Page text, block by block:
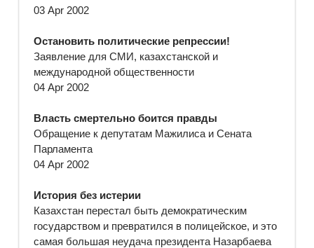
03 Apr 2002
Остановить политические репрессии!
Заявление для СМИ, казахстанской и
международной общественности
04 Apr 2002
Власть смертельно боится правды
Обращение к депутатам Мажилиса и Сената
Парламента
04 Apr 2002
История без истерии
Казахстан перестал быть демократическим
государством и превратился в полицейское, и это
самая большая неудача президента Назарбаева